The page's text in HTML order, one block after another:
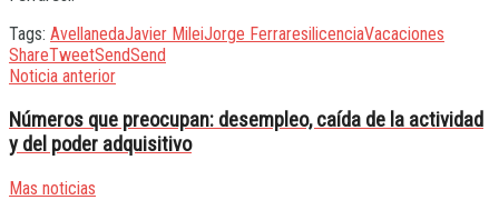
Tags: AvellanedaJavier MileiJorge Ferraresi licenciaVacaciones
ShareTweetSendSend
Noticia anterior
Números que preocupan: desempleo, caída de la actividad
y del poder adquisitivo
Mas noticias